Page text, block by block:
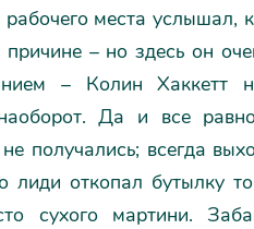
места услышал,
– но здесь он
– Колин Хаккетт
Да и все
получались; всегда
откопал бутылку
сухого мартини.